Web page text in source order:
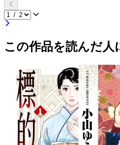
この作品を読んだ人